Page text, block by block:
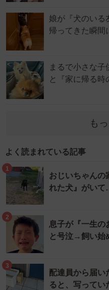
娘が『犬のい
帰ってきた瞬
まるで小さな子
と『家に帰る
も
よく読まれている記事
1
おじいちゃんの
れた犬』がい
2
息子が『一生の
と号泣→飼い始
3
配達員から届
ると、写って